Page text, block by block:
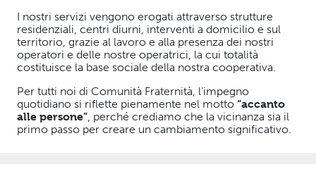
I nostri servizi vengono erogati attraverso strutture
residenziali, centri diurni, interventi a domicilio e sul
territorio, grazie al lavoro e alla presenza dei nostri
operatori e delle nostre operatrici, la cui totalità
costituisce la base sociale della nostra cooperativa.
Per tutti noi di Comunità Fraternità, l’impegno
quotidiano si riflette pienamente nel motto “accanto
alle persone” , perché crediamo che la vicinanza sia il
primo passo per creare un cambiamento significativo.